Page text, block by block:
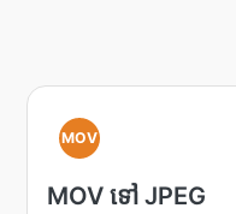
MOV
MOV ទៅ JPEG